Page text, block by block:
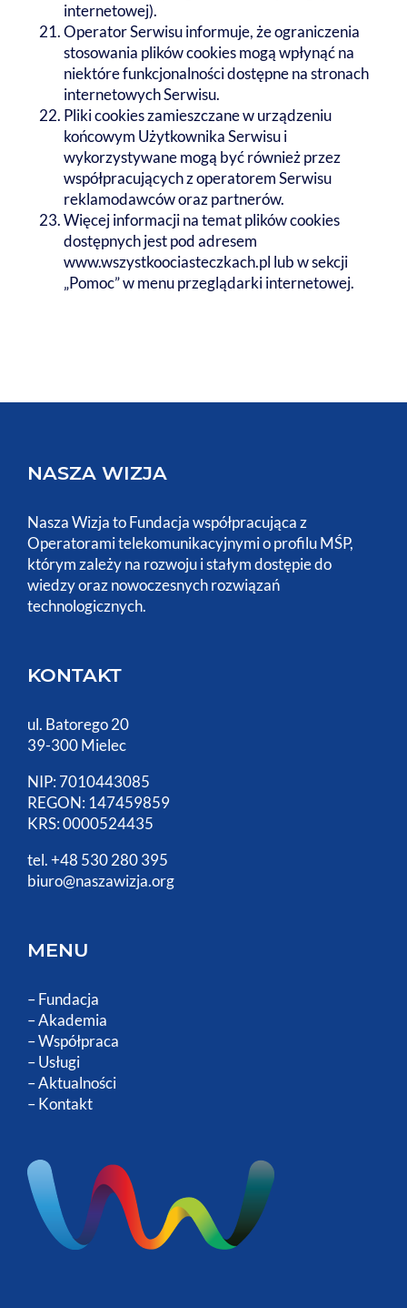
internetowej).
Operator Serwisu informuje, że ograniczenia
stosowania plików cookies mogą wpłynąć na
niektóre funkcjonalności dostępne na stronach
internetowych Serwisu.
Pliki cookies zamieszczane w urządzeniu
końcowym Użytkownika Serwisu i
wykorzystywane mogą być również przez
współpracujących z operatorem Serwisu
reklamodawców oraz partnerów.
Więcej informacji na temat plików cookies
dostępnych jest pod adresem
www.wszystkoociasteczkach.pl lub w sekcji
„Pomoc” w menu przeglądarki internetowej.
NASZA WIZJA
Nasza Wizja to Fundacja współpracująca z
Operatorami telekomunikacyjnymi o profilu MŚP,
którym zależy na rozwoju i stałym dostępie do
wiedzy oraz nowoczesnych rozwiązań
technologicznych.
KONTAKT
ul. Batorego 20
39-300 Mielec
NIP: 7010443085
REGON: 147459859
KRS: 0000524435
tel. +48 530 280 395
biuro@naszawizja.org
MENU
–Fundacja
–Akademia
–Współpraca
–Usługi
–Aktualności
–Kontakt